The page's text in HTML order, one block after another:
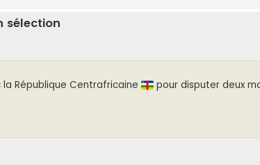
sélection
République Centrafricaine pour disputer deux